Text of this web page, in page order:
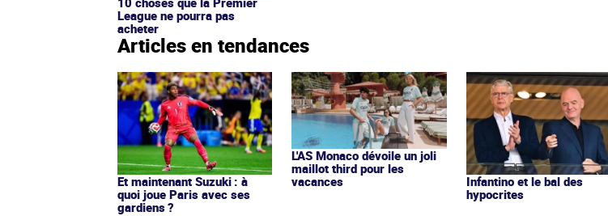
League ne pourra pas
acheter
Articles en tendances
Et maintenant Suzuki : à
quoi joue Paris avec ses
gardiens ?
L'AS Monaco dévoile un joli
maillot third pour les
vacances
Infantino et le bal des
hypocrites